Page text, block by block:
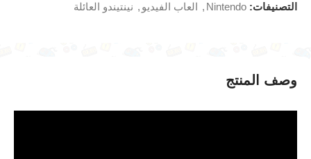
وصف المنتج
التصنيفات: Nintendo
, العاب الفيديو , نينتيندو العائلة